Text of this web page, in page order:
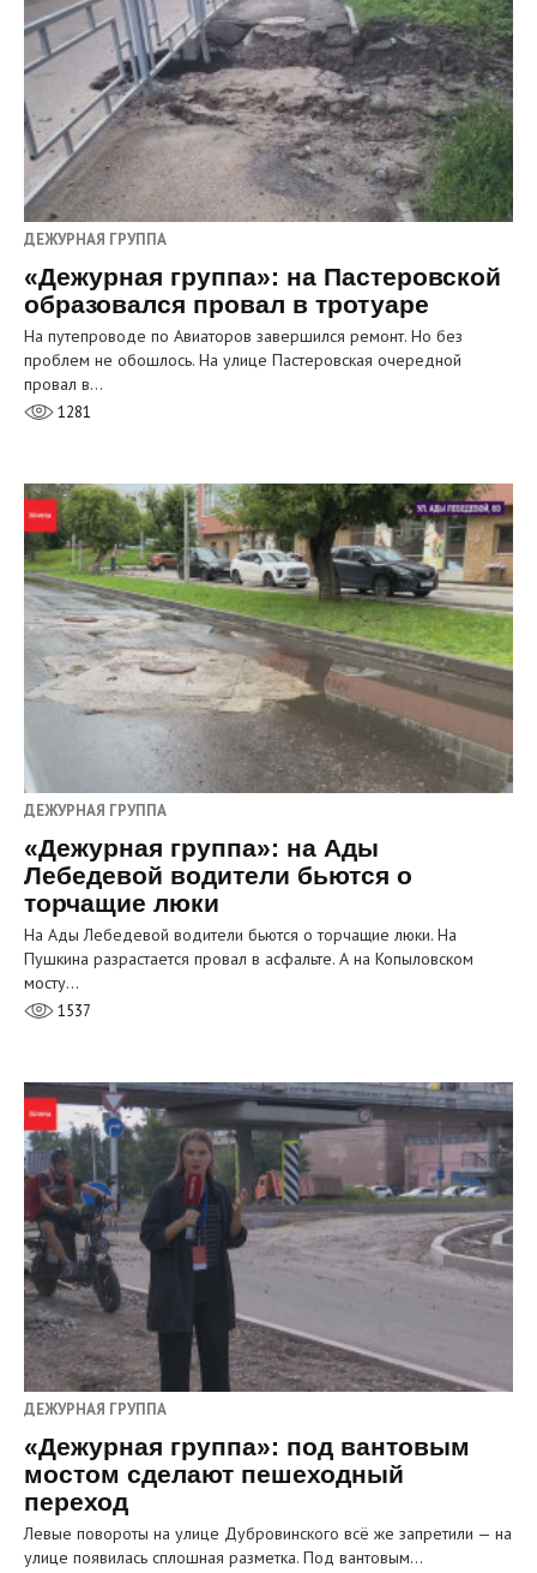
ДЕЖУРНАЯ ГРУППА
«Дежурная группа»: на Пастеровской
образовался провал в тротуаре
На путепроводе по Авиаторов завершился ремонт. Но без
проблем не обошлось. На улице Пастеровская очередной
провал в…
1281
ДЕЖУРНАЯ ГРУППА
«Дежурная группа»: на Ады
Лебедевой водители бьются о
торчащие люки
На Ады Лебедевой водители бьются о торчащие люки. На
Пушкина разрастается провал в асфальте. А на Копыловском
мосту…
1537
ДЕЖУРНАЯ ГРУППА
«Дежурная группа»: под вантовым
мостом сделают пешеходный
переход
Левые повороты на улице Дубровинского всё же запретили — на
улице появилась сплошная разметка. Под вантовым…